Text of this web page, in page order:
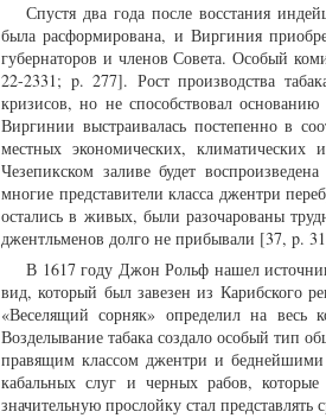
Спустя два года после восстания
была расформирована, и Виргиния
губернаторов и членов Совета. Особый
22-2331; p. 277]. Рост производства
кризисов, но не способствовал
Виргинии выстраивалась постепенно в
местных экономических,
Чезепикском заливе будет
многие представители класса джентри
остались в живых, были разочарованы
джентльменов долго не прибывали [37, p.
В 1617 году Джон Рольф нашел
вид, который был завезен из Карибского
«Веселящий сорняк» определил на весь
Возделывание табака создало особый тип
правящим классом джентри и беднейшими
кабальных слуг и черных рабов,
значительную прослойку стал